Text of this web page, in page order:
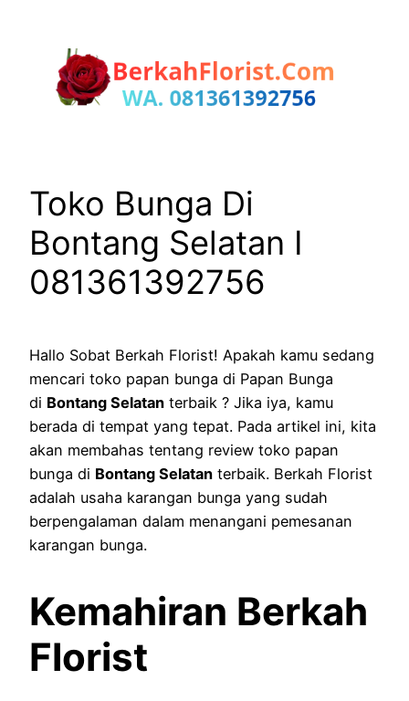
Toko Bunga Di
Bontang Selatan I
081361392756
Hallo Sobat Berkah Florist! Apakah kamu sedang
mencari toko papan bunga di Papan Bunga
di Bontang Selatan terbaik ? Jika iya, kamu
berada di tempat yang tepat. Pada artikel ini, kita
akan membahas tentang review toko papan
bunga di Bontang Selatan terbaik. Berkah Florist
adalah usaha karangan bunga yang sudah
berpengalaman dalam menangani pemesanan
karangan bunga.
Kemahiran Berkah
Florist